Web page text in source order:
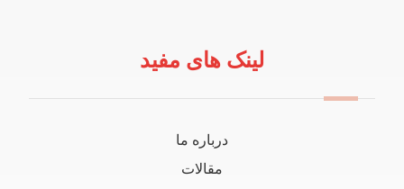
لینک های مفید
درباره ما
مقالات